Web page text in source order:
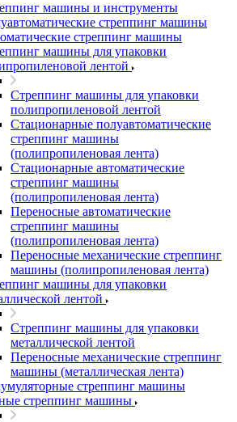
машины и инструменты
стреппинг машины
стреппинг машины
машины для упаковки
лентой
Стреппинг машины для упаковки
полипропиленовой лентой
Стационарные полуавтоматические
стреппинг машины
(полипропиленовая лента)
Стационарные автоматические
стреппинг машины
(полипропиленовая лента)
Переносные автоматические
стреппинг машины
(полипропиленовая лента)
Переносные механические стреппинг
машины (полипропиленовая лента)
машины для упаковки
лентой
Стреппинг машины для упаковки
металлической лентой
Переносные механические стреппинг
машины (металлическая лента)
стреппинг машины
стреппинг машины